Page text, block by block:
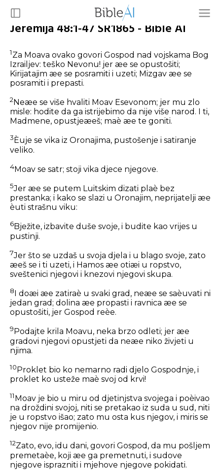
Jeremija 48:1-47 SR1865 - Bible AI
1Za Moava ovako govori Gospod nad vojskama Bog
Izrailjev: teško Nevonu! jer æe se opustošiti;
Kirijatajim æe se posramiti i uzeti; Mizgav æe se
posramiti i prepasti.
2 Neæe se više hvaliti Moav Esevonom; jer mu zlo
misle: hodite da ga istrijebimo da nije više narod. I ti,
Madmene, opustjeæeš; maè æe te goniti.
3 Èuje se vika iz Oronajima, pustošenje i satiranje
veliko.
4Moav se satr; stoji vika djece njegove.
5Jer æe se putem Luitskim dizati plaè bez
prestanka; i kako se slazi u Oronajim, neprijatelji æe
èuti strašnu viku:
6Bježite, izbavite duše svoje, i budite kao vrijes u
pustinji.
7Jer što se uzdaš u svoja djela i u blago svoje, zato
æeš se i ti uzeti, i Hamos æe otiæi u ropstvo,
sveštenici njegovi i knezovi njegovi skupa.
8
I doæi æe zatiraè u svaki grad, neæe se saèuvati ni
jedan grad; dolina æe propasti i ravnica æe se
opustošiti, jer Gospod reèe.
9 Podajte krila Moavu, neka brzo odleti; jer æe
gradovi njegovi opustjeti da neæe niko živjeti u
njima.
10Proklet bio ko nemarno radi djelo Gospodnje, i
proklet ko usteže maè svoj od krvi!
11 Moav je bio u miru od djetinjstva svojega i poèivao
na droždini svojoj, niti se pretakao iz suda u sud, niti
je u ropstvo išao; zato mu osta kus njegov, i miris se
njegov nije promijenio.
12Zato, evo, idu dani, govori Gospod, da mu pošljem
premetaèe, koji æe ga premetnuti, i sudove
njegove isprazniti i mjehove njegove pokidati.